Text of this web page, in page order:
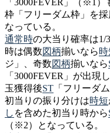
枠「フリーダム枠」を
なっている。
通常時の大当り確率は1/
時は偶数図柄揃いなら時
ジ」、奇数図柄揃いなら
「3000FEVER」が出現
玉獲得後ST 「フリーダ
初当りの振り分けは時短
し を含めた初当り時から
（※2）となっている。